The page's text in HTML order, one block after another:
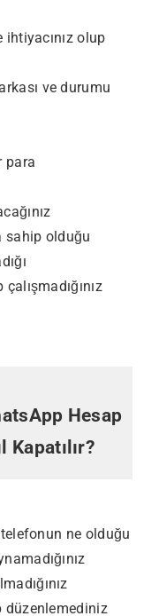
olup
ve durumu
para
sahip olduğu
Hesap
Kapatılır?
ne olduğu
düzenlemediniz